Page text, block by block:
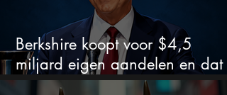
Berkshire koopt voor $4,5
miljard eigen aandelen en dat
zegt veel over de waardering